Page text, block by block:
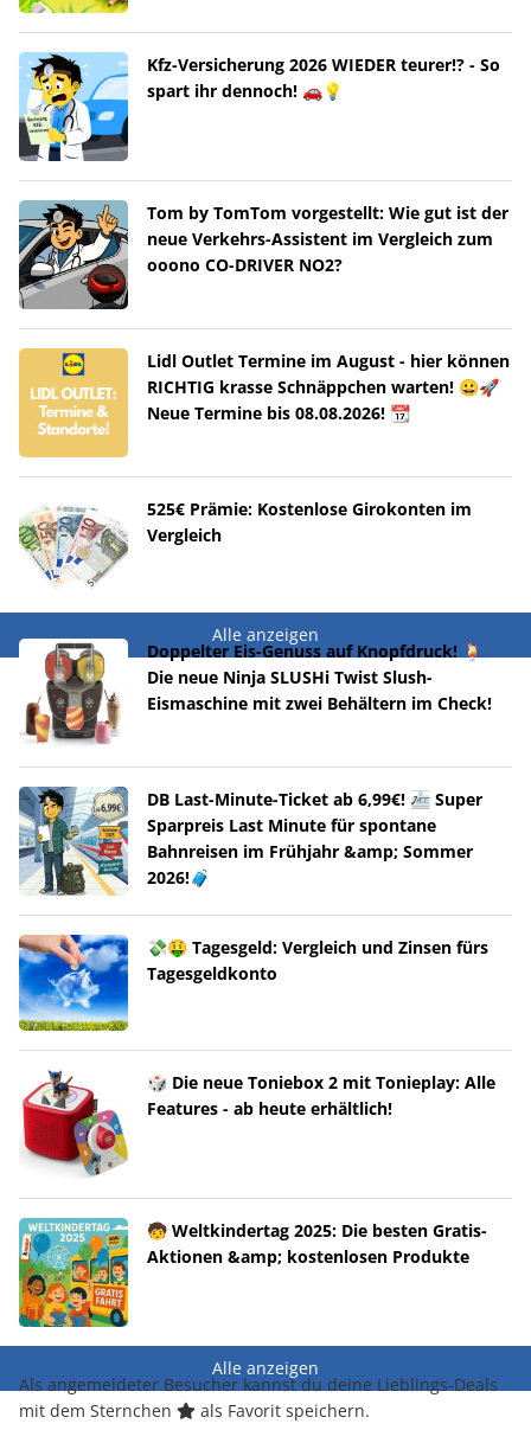
Kfz-Versicherung 2026 WIEDER teurer!? - So
spart ihr dennoch! 🚗💡
Tom by TomTom vorgestellt: Wie gut ist der
neue Verkehrs-Assistent im Vergleich zum
ooono CO-DRIVER NO2?
Lidl Outlet Termine im August - hier können
RICHTIG krasse Schnäppchen warten! 😀🚀
Neue Termine bis 08.08.2026! 📆
525€ Prämie: Kostenlose Girokonten im
Vergleich
Alle anzeigen
Doppelter Eis-Genuss auf Knopfdruck! 🍹
Die neue Ninja SLUSHi Twist Slush-
Eismaschine mit zwei Behältern im Check!
DB Last-Minute-Ticket ab 6,99€! 🚈 Super
Sparpreis Last Minute für spontane
Bahnreisen im Frühjahr &amp; Sommer
2026!🧳
💸🤑 Tagesgeld: Vergleich und Zinsen fürs
Tagesgeldkonto
🎲 Die neue Toniebox 2 mit Tonieplay: Alle
Features - ab heute erhältlich!
🧒 Weltkindertag 2025: Die besten Gratis-
Aktionen &amp; kostenlosen Produkte
Alle anzeigen
Als angemeldeter Besucher kannst du deine Lieblings-Deals
mit dem Sternchen
als Favorit speichern.